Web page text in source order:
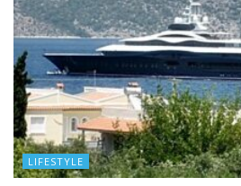
LIFESTYLE